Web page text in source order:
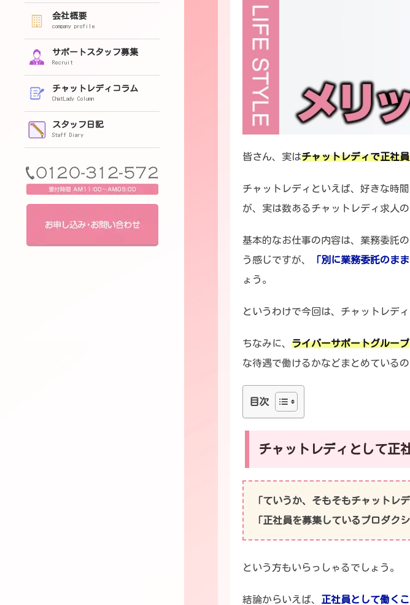
会社概要
company profile
サポートスタッフ募集
Recruit
チャットレディコラム
ChatLady Column
スタッフ日記
Staff Diary
皆さん、実はチャットレディで正社
チャットレディといえば、好きな時
が、実は数あるチャットレディ求人
基本的なお仕事の内容は、業務委託
う感じですが、
「別に業務委託のま
ょう。
というわけで今回は、チャットレデ
ちなみに、 ライバーサポートグループ
な待遇で働けるかなどまとめている
目次
チャットレディとして正
「ていうか、そもそもチャットレ
「正社員を募集しているプロダク
という方もいらっしゃるでしょう。
結論からいえば、
正社員として働く